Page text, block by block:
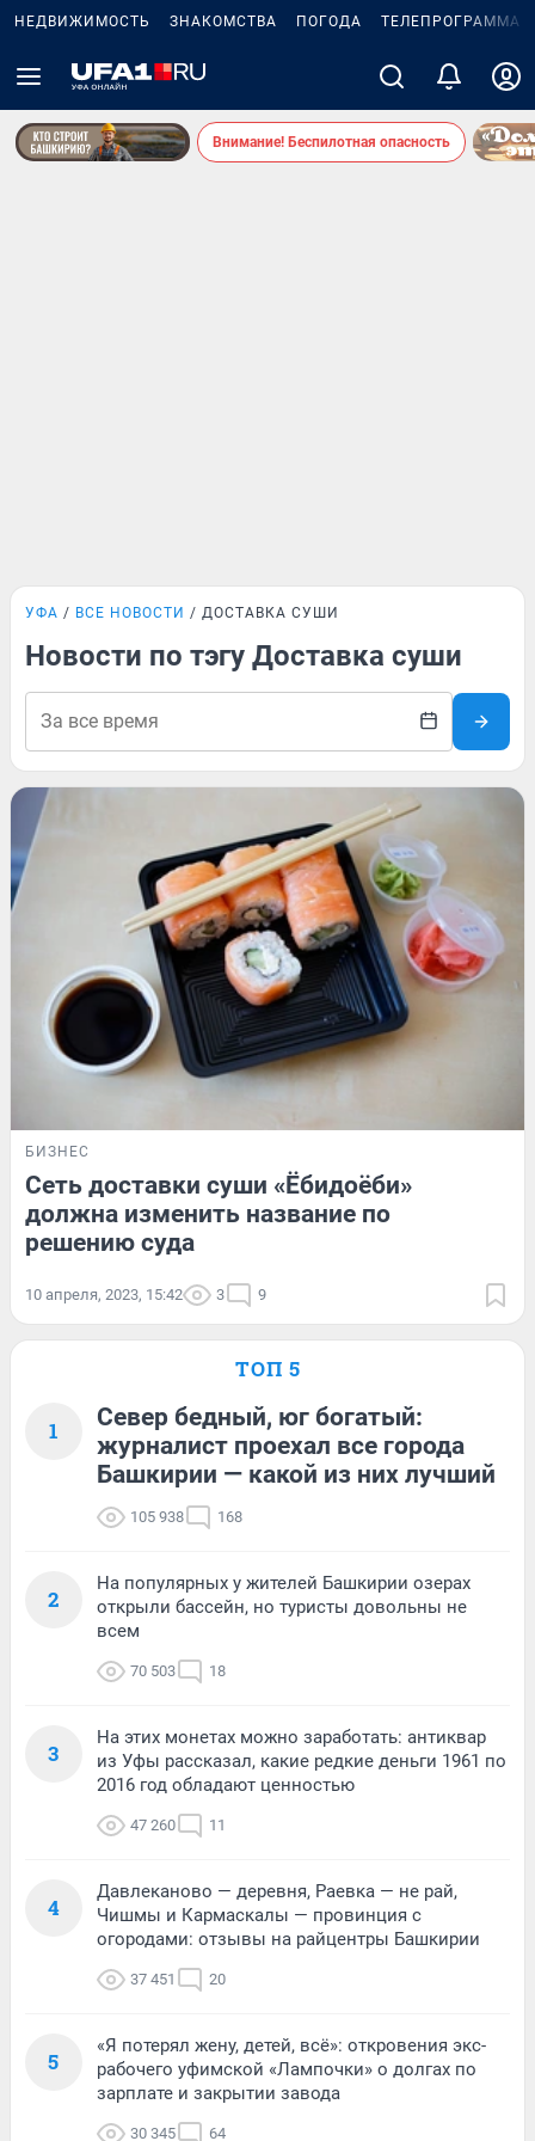
НЕДВИЖИМОСТЬ ЗНАКОМСТВА ПОГОДА ТЕЛЕПРОГРАММА
Внимание! Беспилотная опасность
УФА ВСЕ НОВОСТИ ДОСТАВКА СУШИ
Новости по тэгу Доставка суши
БИЗНЕС
Сеть доставки суши «Ёбидоёби»
должна изменить название по
решению суда
10 апреля, 2023, 15:42 3 9
ТОП 5
1
Север бедный, юг богатый:
журналист проехал все города
Башкирии — какой из них лучший
105 938 168
2
На популярных у жителей Башкирии озерах
открыли бассейн, но туристы довольны не
всем
70 503 18
3
На этих монетах можно заработать: антиквар
из Уфы рассказал, какие редкие деньги 1961 по
2016 год обладают ценностью
47 260 11
4
Давлеканово — деревня, Раевка — не рай,
Чишмы и Кармаскалы — провинция с
огородами: отзывы на райцентры Башкирии
37 451 20
5
«Я потерял жену, детей, всё»: откровения экс-
рабочего уфимской «Лампочки» о долгах по
зарплате и закрытии завода
30 345 64